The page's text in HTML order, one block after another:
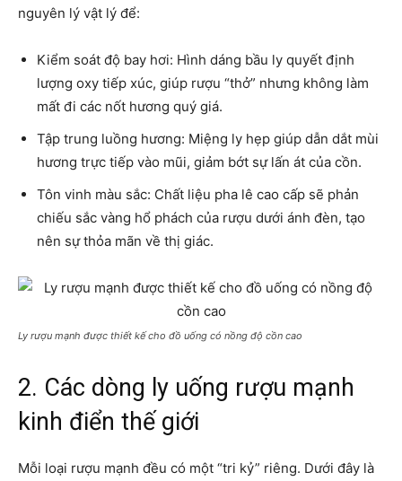
nguyên lý vật lý để:
Kiểm soát độ bay hơi: Hình dáng bầu ly quyết định
lượng oxy tiếp xúc, giúp rượu “thở” nhưng không làm
mất đi các nốt hương quý giá.
Tập trung luồng hương: Miệng ly hẹp giúp dẫn dắt mùi
hương trực tiếp vào mũi, giảm bớt sự lấn át của cồn.
Tôn vinh màu sắc: Chất liệu pha lê cao cấp sẽ phản
chiếu sắc vàng hổ phách của rượu dưới ánh đèn, tạo
nên sự thỏa mãn về thị giác.
Ly rượu mạnh được thiết kế cho đồ uống có nồng độ cồn cao
2. Các dòng ly uống rượu mạnh
kinh điển thế giới
Mỗi loại rượu mạnh đều có một “tri kỷ” riêng. Dưới đây là